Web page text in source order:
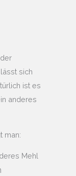
sich
ist es
anderes
man:
Mehl